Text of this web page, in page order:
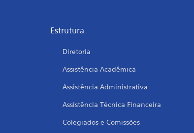
Estrutura
Diretoria
Assistência Acadêmica
Assistência Administrativa
Assistência Técnica Financeira
Colegiados e Comissões